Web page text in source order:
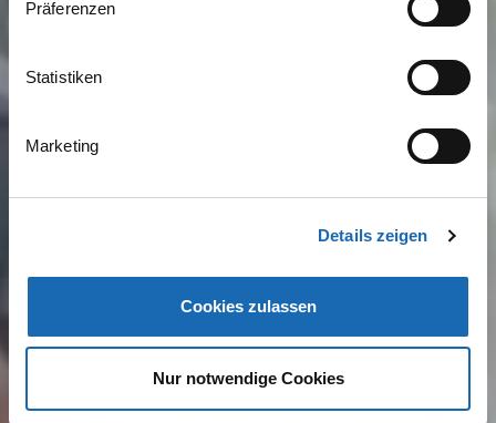
Präferenzen
Statistiken
Marketing
Details zeigen
Cookies zulassen
Nur notwendige Cookies